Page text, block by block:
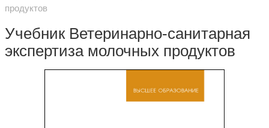
продуктов
Учебник Ветеринарно-санитарная
экспертиза молочных продуктов